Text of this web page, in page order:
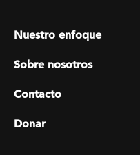
Footer menu
Nuestro enfoque
Sobre nosotros
Contacto
Donar